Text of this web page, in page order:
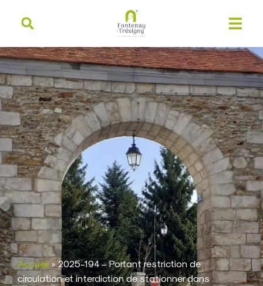
principal
Accueil »2025-194 – Portant restriction de
circulation et interdiction de stationner dans